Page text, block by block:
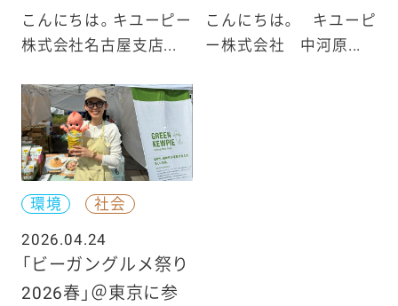
こんにちは。キユーピー
株式会社名古屋支店...
こんにちは。 キユーピ
ー株式会社 中河原...
環境
社会
2026.04.24
「ビーガングルメ祭り
2026春」＠東京に参